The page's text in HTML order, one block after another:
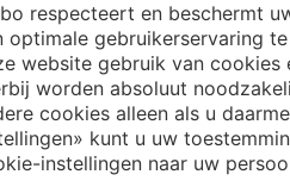
Speciaallijm
KUN
respecteert en beschermt
optimale gebruikerservaring
website gebruik van cookies
worden absoluut
cookies alleen als u
kunt u uw
instellingen naar uw